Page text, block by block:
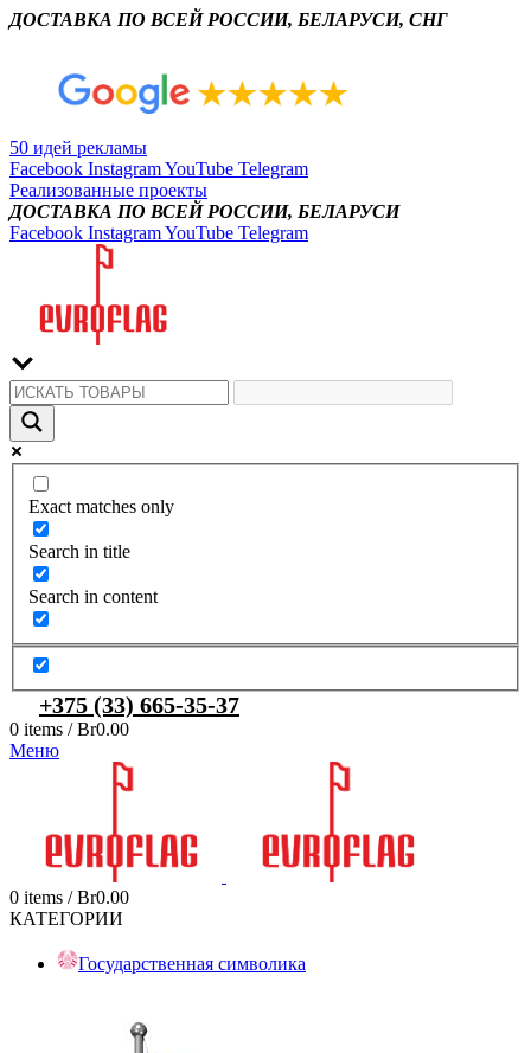
ДОСТАВКА ПО ВСЕЙ РОССИИ, БЕЛАРУСИ, СНГ
50 идей рекламы
Facebook InstagramYouTube Telegram
Реализованные проекты
ДОСТАВКА ПО ВСЕЙ РОССИИ, БЕЛАРУСИ
Facebook InstagramYouTube Telegram
Exact matches only
Search in title
Search in content
+375 (33) 665-35-37
0 items / Br0.00
Меню
0 items / Br0.00
КАТЕГОРИИ
Государственная символика